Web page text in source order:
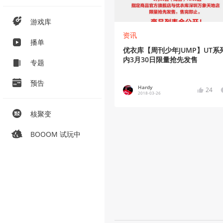
游戏库
播单
专题
预告
核聚变
BOOOM 试玩中
资讯
优衣库【周刊少年JUMP】UT系
内3月30日限量抢先发售
Hardy
2018-03-26 24